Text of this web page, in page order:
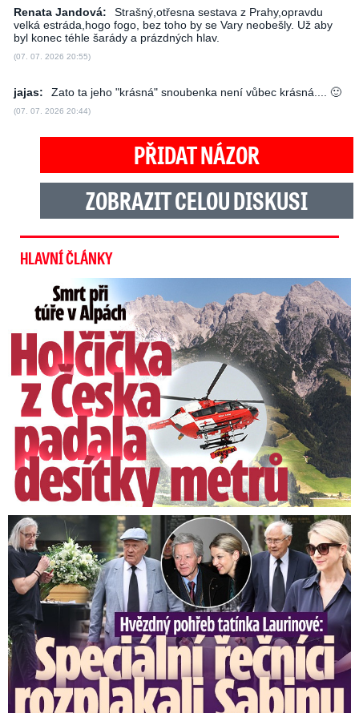
Renata Jandová:
Strašný,otřesna sestava z Prahy,opravdu
velká estráda,hogo fogo, bez toho by se Vary neobešly. Už aby
byl konec téhle šarády a prázdných hlav.
(07. 07. 2026 20:55)
jajas: Zato ta jeho "krásná" snoubenka není vůbec krásná.... 🙂
(07. 07. 2026 20:44)
PŘIDAT NÁZOR
ZOBRAZIT CELOU DISKUSI
HLAVNÍ ČLÁNKY
Smrt Češky v Alpách: Zemřela při túře s rodiči
Speciální řečníci nad rakví Laurina: Rozbrečeli i dceru